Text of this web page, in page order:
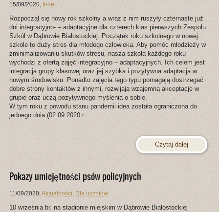
15/09/2020, Inne
Rozpoczął się nowy rok szkolny a wraz z nim ruszyły czternaste już
dni integracyjno- – adaptacyjne dla czterech klas pierwszych Zespołu
Szkół w Dąbrowie Białostockiej. Początek roku szkolnego w nowej
szkole to duży stres dla młodego człowieka. Aby pomóc młodzieży w
zminimalizowaniu skutków stresu, nasza szkoła każdego roku
wychodzi z ofertą zajęć integracyjno – adaptacyjnych. Ich celem jest
integracja grupy klasowej oraz jej szybka i pozytywna adaptacja w
nowym środowisku. Ponadto zajęcia tego typu pomagają dostrzegać
dobre strony kontaktów z innymi, rozwijają wzajemną akceptację w
grupie oraz uczą pozytywnego myślenia o sobie.
W tym roku z powodu stanu pandemii idea została ograniczona do
jednego dnia (02.09.2020 r...
Czytaj dalej
Pokazy umiejętności psów policyjnych
11/09/2020,Aktualności, Dla uczniów
10 września br. na stadionie miejskim w Dąbrowie Białostockiej